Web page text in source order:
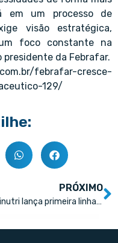
em um processo de
visão estratégica,
foco constante na
presidente da Febrafar.
febrafar-cresce-
129/
PRÓXIMO
Maxinutri lança primeira linha de creatinas